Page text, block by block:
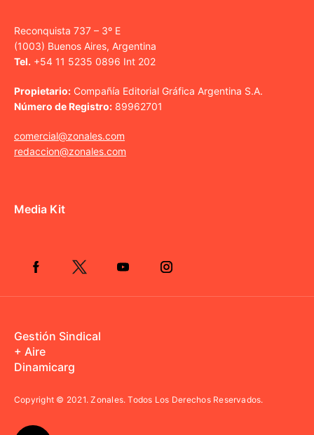
Reconquista 737 – 3º E
(1003) Buenos Aires, Argentina
Tel. +54 11 5235 0896 Int 202
Propietario: Compañía Editorial Gráfica Argentina S.A.
Número de Registro: 89962701
comercial@zonales.com
redaccion@zonales.com
Media Kit
Gestión Sindical
+ Aire
Dinamicarg
Copyright © 2021.Zonales. Todos Los Derechos Reservados.